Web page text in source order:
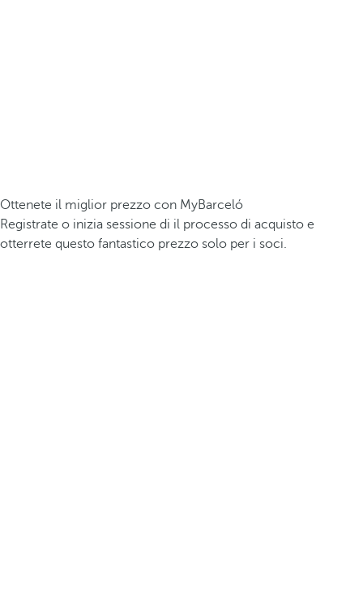
Ottenete il miglior prezzo con MyBarceló
Registrate o inizia sessione di il processo di acquisto e
otterrete questo fantastico prezzo solo per i soci.